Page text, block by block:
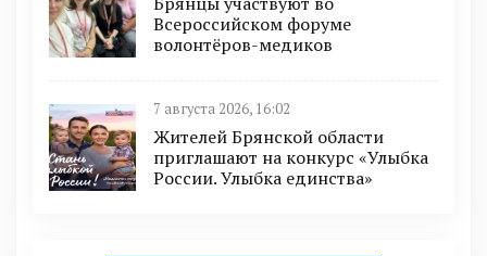
Всероссийском форуме
волонтёров-медиков
7 августа 2026, 16:02
Жителей Брянской области
приглашают на конкурс «Улыбка
России. Улыбка единства»